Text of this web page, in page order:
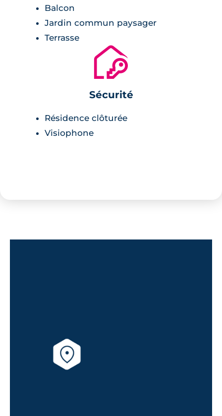
Environnement
école publique à 3 minutes,
centre-ville de Corps-Nuds à 900 mètres,
commerces et restaurants à 5 minutes,
supermarché à 1km.
Balcon
Jardin commun paysager
Terrasse
🔐
Sécurité
Résidence clôturée
Visiophone